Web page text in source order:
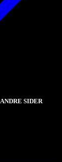
ANDRE SIDER